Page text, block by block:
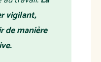
vigilant,
de manière